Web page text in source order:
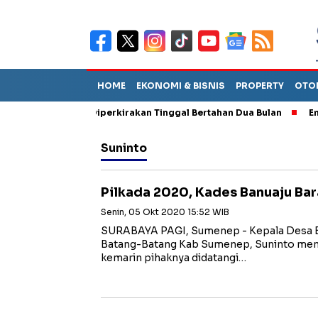
HOME EKONOMI & BISNIS PROPERTY
Sebut TPA Diperkirakan Tinggal Bertahan Dua Bulan Empat
Suninto
Pilkada 2020, Kades Banuaju
Senin, 05 Okt 2020 15:52 WIB
SURABAYA PAGI, Sumenep - Kepala
Batang-Batang Kab Sumenep, Suninto
kemarin pihaknya didatangi…